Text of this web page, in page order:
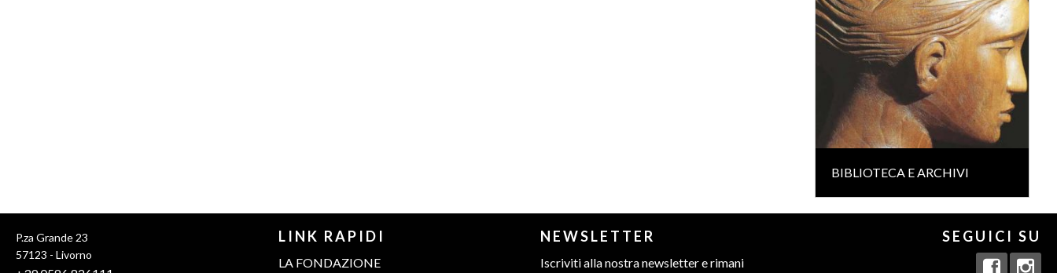
BIBLIOTECA E ARCHIVI
P.za Grande 23
57123 - Livorno
LINK RAPIDI
LA FONDAZIONE
NEWSLETTER
Iscriviti alla nostra newsletter e rimani
SEGUICI SU